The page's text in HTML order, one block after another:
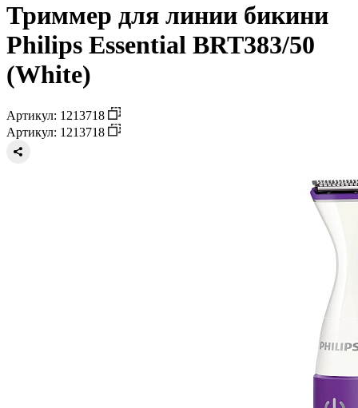
Триммер для линии бикини
Philips Essential BRT383/50
(White)
Артикул: 1213718
Артикул: 1213718